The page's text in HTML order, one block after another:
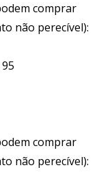
comprar
não perecível):
comprar
não perecível):